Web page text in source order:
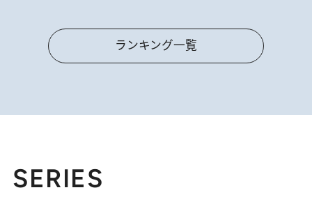
ランキング一覧
SERIES